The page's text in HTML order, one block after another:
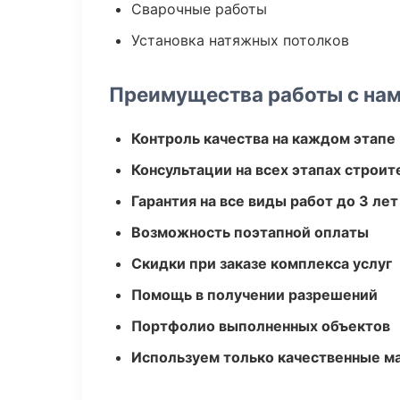
Сварочные работы
Установка натяжных потолков
Преимущества работы с
Контроль качества на каждом этапе
Консультации на всех этапах
Гарантия на все виды работ до 3 лет
Возможность поэтапной оплаты
Скидки при заказе комплекса услуг
Помощь в получении разрешений
Портфолио выполненных объектов
Используем только качественные